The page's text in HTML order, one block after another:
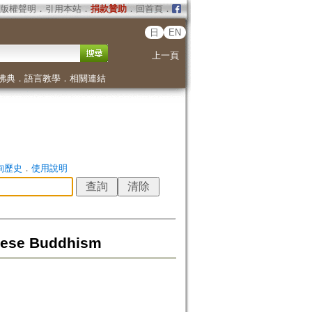
版權聲明 ． 引用本站． 捐款贊助．回首頁．
日 EN
上一頁
典． 語言教學． 相關連結
歷史 ． 使用說明
Buddhism